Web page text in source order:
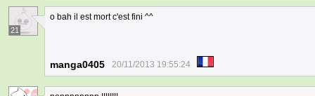
21
o bah il est mort c'est fini ^^
manga0405 20/11/2013 19:55:24